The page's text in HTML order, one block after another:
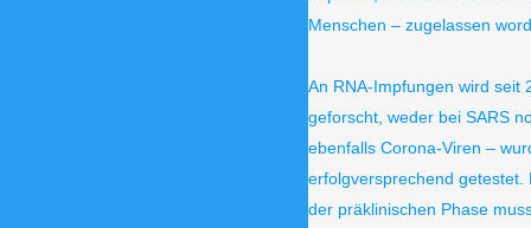
Menschen – zugelassen
An RNA-Impfungen wird seit
geforscht, weder bei SARS
ebenfalls Corona-Viren –
erfolgversprechend getestet.
der präklinischen Phase